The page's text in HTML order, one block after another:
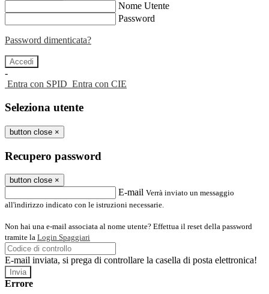
Nome Utente
Password
Password dimenticata?
-
Entra con SPID Entra con CIE
Seleziona utente
button close ×
Recupero password
button close ×
E-mail Verrà inviato un messaggio
all'indirizzo indicato con le istruzioni necessarie.
Non hai una e-mail associata al nome utente? Effettua il reset della password
tramite la Login Spaggiari
E-mail inviata, si prega di controllare la casella di posta elettronica!
Errore